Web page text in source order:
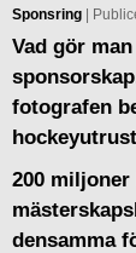
Sponsring |
Vad gör
fotografen
200
densamma